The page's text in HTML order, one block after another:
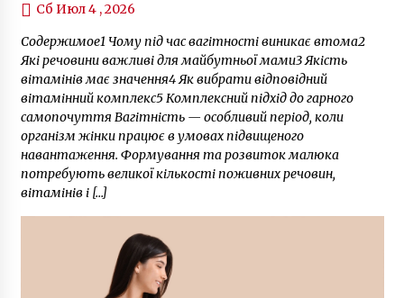
Сб Июл 4 , 2026
Содержимое1 Чому під час вагітності виникає втома2
Які речовини важливі для майбутньої мами3 Якість
вітамінів має значення4 Як вибрати відповідний
вітамінний комплекс5 Комплексний підхід до гарного
самопочуття Вагітність — особливий період, коли
організм жінки працює в умовах підвищеного
навантаження. Формування та розвиток малюка
потребують великої кількості поживних речовин,
вітамінів і […]